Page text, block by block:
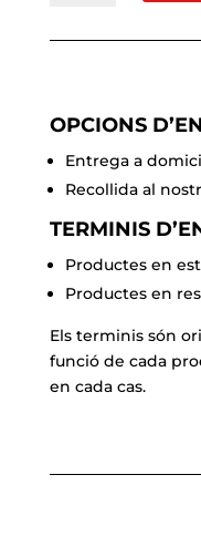
OPCIONS
Entrega a
Recollida al
TERMINIS
Productes en
Productes en
Els terminis són
funció de cada
en cada cas.